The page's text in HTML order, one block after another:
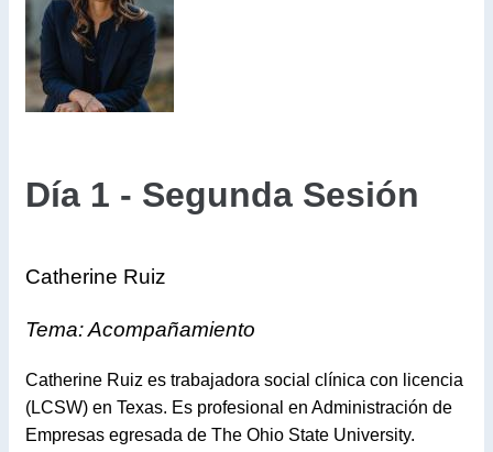
Día 1 - Segunda Sesión
Catherine Ruiz
Tema: Acompañamiento
Catherine Ruiz es trabajadora social clínica con licencia
(LCSW) en Texas. Es profesional en Administración de
Empresas egresada de The Ohio State University.